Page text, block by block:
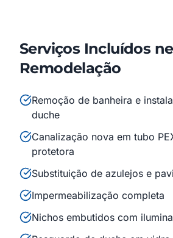
Serviços Incluídos
Remodelação
Remoção de banheira e
duche
Canalização nova em tubo
protetora
Substituição de azulejos e
Impermeabilização completa
Nichos embutidos com